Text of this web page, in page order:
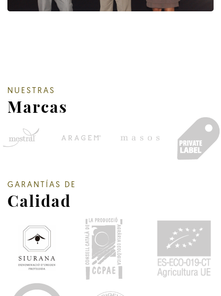
NUESTRAS
Marcas
GARANTÍAS DE
Calidad